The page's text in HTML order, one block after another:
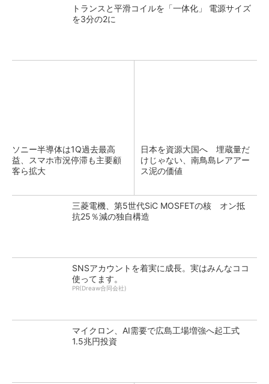
トランスと平滑コイルを「一体化」 電源サイズ
を3分の2に
ソニー半導体は1Q過去最高
益、スマホ市況停滞も主要顧
客ら拡大
日本を資源大国へ 埋蔵量だ
けじゃない、南鳥島レアアー
ス泥の価値
三菱電機、第5世代SiC MOSFETの核 オン抵
抗25％減の独自構造
SNSアカウントを着実に成長。実はみんなココ
使ってます。
PR(Dreaw合同会社)
マイクロン、AI需要で広島工場増強へ起工式
1.5兆円投資